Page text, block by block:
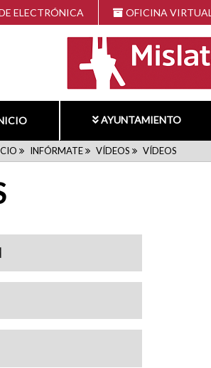
ELECTRÓNICA OFICINA
AYUNTAMIENTO
INFÓRMATE VÍDEOS VÍDEOS